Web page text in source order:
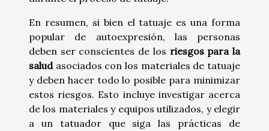
En resumen, si bien el tatuaje es una forma
popular de autoexpresión, las personas
deben ser conscientes de los riesgos para la
saludasociados con los materiales de tatuaje
y deben hacer todo lo posible para minimizar
estos riesgos. Esto incluye investigar acerca
de los materiales y equipos utilizados, y elegir
a un tatuador que siga las prácticas de